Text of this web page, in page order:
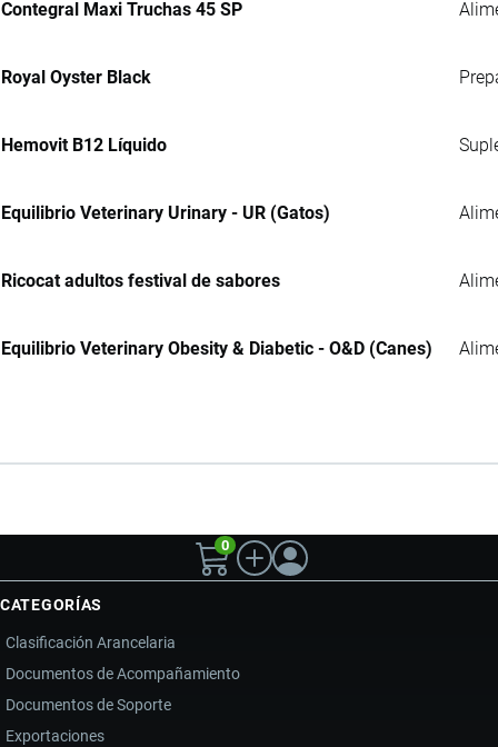
Contegral Maxi Truchas 45 SP
Royal Oyster Black
Hemovit B12 Líquido
Equilibrio Veterinary Urinary - UR (Gatos)
Ricocat adultos festival de sabores
Equilibrio Veterinary Obesity & Diabetic - O&D (Canes)
0
CATEGORÍAS
Clasificación Arancelaria
Documentos de Acompañamiento
Documentos de Soporte
Exportaciones